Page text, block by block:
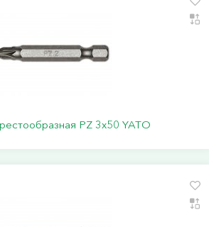
PZ 3х50 YATO